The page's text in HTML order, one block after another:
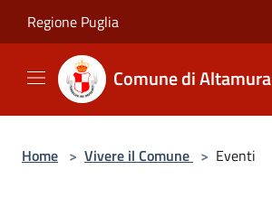
Regione Puglia
Comune di Altamura
Home > Vivere il Comune > Eventi